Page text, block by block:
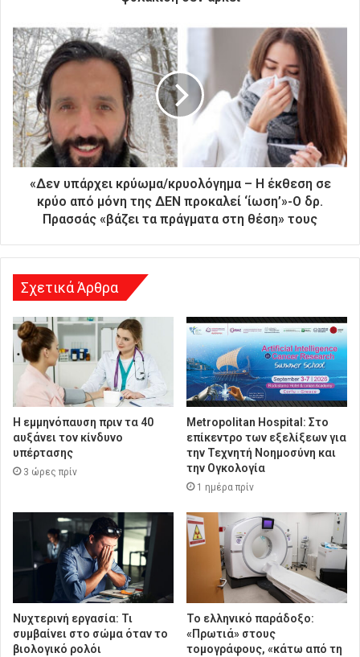
ι
κ
ή
σ
α
ς
δ
ι
ε
σ
«Δεν υπάρχει κρύωμα/κρυολόγημα – Η έκθεση σε
κρύο από μόνη της ΔΕΝ προκαλεί ‘ίωση’»-Ο δρ.
Πρασσάς «βάζει τα πράγματα στη θέση» τους
Σχετικά Άρθρα
Η εμμηνόπαυση πριν τα 40
αυξάνει τον κίνδυνο
υπέρτασης
3 ώρες πρίν
Metropolitan Hospital: Στο
επίκεντρο των εξελίξεων για
την Τεχνητή Νοημοσύνη και
την Ογκολογία
1 ημέρα πρίν
Νυχτερινή εργασία: Τι
συμβαίνει στο σώμα όταν το
βιολογικό ρολόι
Το ελληνικό παράδοξο:
«Πρωτιά» στους
τομογράφους, «κάτω από τη